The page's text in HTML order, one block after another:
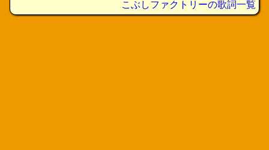
こぶしファクトリーの歌詞一覧